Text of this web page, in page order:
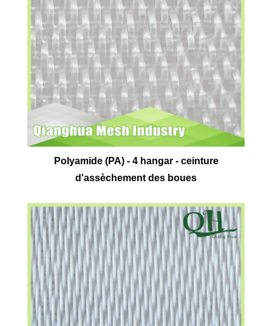
Polyamide (PA) - 4 hangar - ceinture
d'assèchement des boues